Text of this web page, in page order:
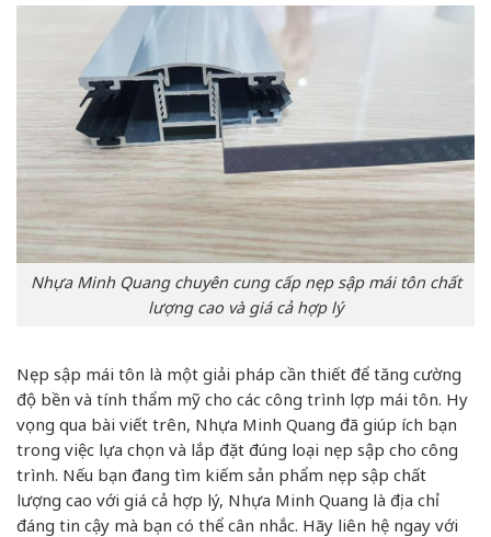
Nhựa Minh Quang chuyên cung cấp nẹp sập mái tôn chất
lượng cao và giá cả hợp lý
Nẹp sập mái tôn là một giải pháp cần thiết để tăng cường
độ bền và tính thẩm mỹ cho các công trình lợp mái tôn. Hy
vọng qua bài viết trên, Nhựa Minh Quang đã giúp ích bạn
trong việc lựa chọn và lắp đặt đúng loại nẹp sập cho công
trình. Nếu bạn đang tìm kiếm sản phẩm nẹp sập chất
lượng cao với giá cả hợp lý, Nhựa Minh Quang là địa chỉ
đáng tin cậy mà bạn có thể cân nhắc. Hãy liên hệ ngay với